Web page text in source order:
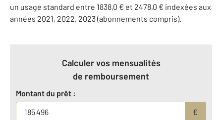
un usage standard entre 1838,0 € et 2478,0 € indexées aux
années 2021, 2022, 2023 (abonnements compris).
Calculer vos mensualités
de remboursement
Montant du prêt :
€